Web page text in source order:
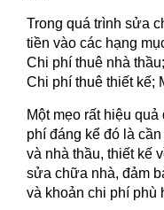
Trong quá trình sửa
tiền vào các hạng
Chi phí thuê nhà
Chi phí thuê thiết kế;
Một mẹo rất hiệu
phí đáng kể đó là
và nhà thầu, thiết kế
sửa chữa nhà, đảm
và khoản chi phí phù